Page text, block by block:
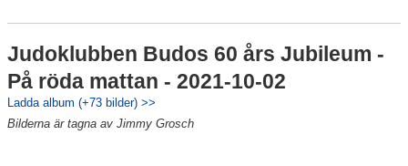
Judoklubben Budos 60 års Jubileum -
På röda mattan - 2021-10-02
Ladda album (+73 bilder) >>
Bilderna är tagna av Jimmy Grosch